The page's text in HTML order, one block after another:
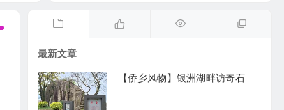
最新文章
【侨乡风物】银洲湖畔访奇石